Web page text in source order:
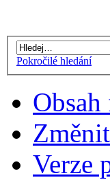
Pokročilé hledání
Obsah
Verze